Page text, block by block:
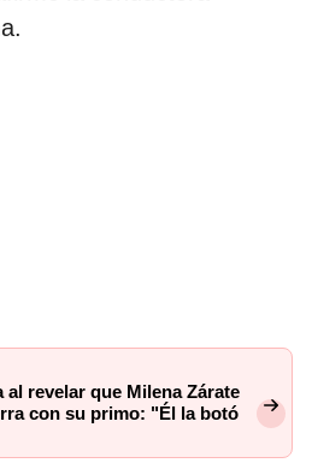
revelar que Milena Zárate
con su primo: "Él la botó